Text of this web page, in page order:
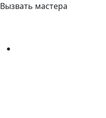
Вызвать мастера